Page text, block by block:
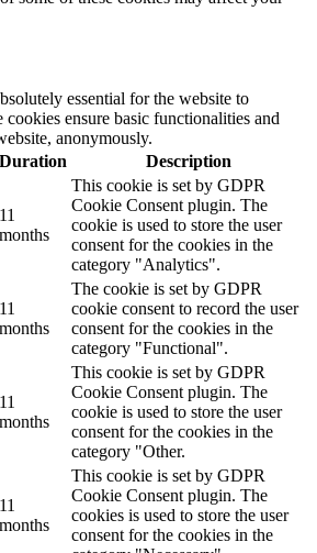
essential for the website to
ensure basic functionalities and
anonymously.
Duration Description
11
months
This cookie is set by GDPR
Cookie Consent plugin. The
cookie is used to store the user
consent for the cookies in the
category "Analytics".
11
months
The cookie is set by GDPR
cookie consent to record the user
consent for the cookies in the
category "Functional".
11
months
This cookie is set by GDPR
Cookie Consent plugin. The
cookie is used to store the user
consent for the cookies in the
category "Other.
11
months
This cookie is set by GDPR
Cookie Consent plugin. The
cookies is used to store the user
consent for the cookies in the